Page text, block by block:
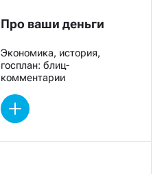
Про ваши деньги
Экономика, история,
госплан: блиц-
комментарии